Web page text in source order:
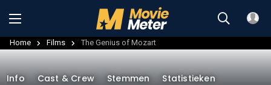
Home Films The Genius of Mozart
Info Cast & Crew Stemmen Statistieken